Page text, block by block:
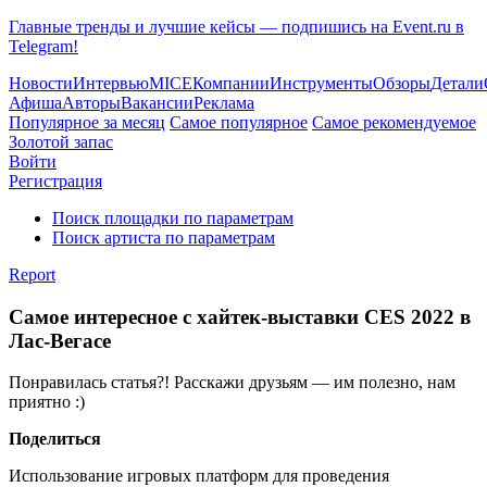
Главные тренды и лучшие кейсы — подпишись на Event.ru в
Telegram!
НовостиИнтервьюMICEКомпанииИнструментыОбзорыДетали
АфишаАвторыВакансииРеклама
Популярное за месяц Самое популярное Самое рекомендуемое
Золотой запас
Войти
Регистрация
Поиск площадки по параметрам
Поиск артиста по параметрам
Report
Самое интересное с хайтек-выставки CES 2022 в
Лас-Вегасе
Понравилась статья?! Расскажи друзьям — им полезно, нам
приятно :)
Поделиться
Использование игровых платформ для проведения